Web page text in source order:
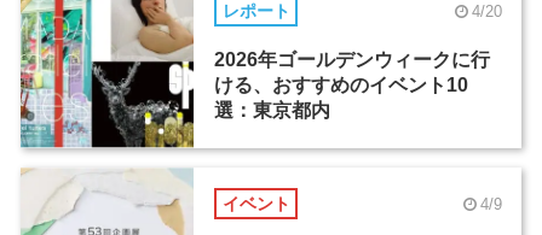
レポート 4/20
2026年ゴールデンウィークに行
ける、おすすめのイベント10
選：東京都内
イベント 4/9